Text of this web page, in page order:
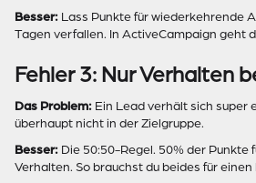
Besser: Lass Punkte für wiederkehrende
Tagen verfallen. In ActiveCampaign geht
Fehler 3: Nur Verhalten
Das Problem: Ein Lead verhält sich super
überhaupt nicht in der Zielgruppe.
Besser: Die 50:50-Regel. 50% der Punkte
Verhalten. So brauchst du beides für einen